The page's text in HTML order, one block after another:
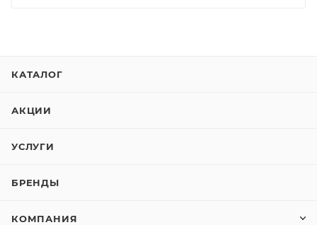
КАТАЛОГ
АКЦИИ
УСЛУГИ
БРЕНДЫ
КОМПАНИЯ